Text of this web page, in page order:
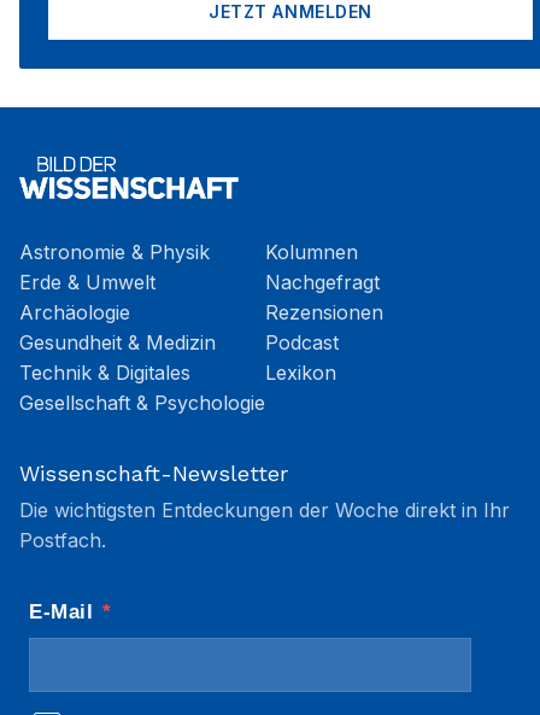
JETZT ANMELDEN
Astronomie & Physik
Erde & Umwelt
Archäologie
Gesundheit & Medizin
Technik & Digitales
Gesellschaft & Psychologie
Kolumnen
Nachgefragt
Rezensionen
Podcast
Lexikon
Wissenschaft-Newsletter
Die wichtigsten Entdeckungen der Woche direkt in Ihr
Postfach.